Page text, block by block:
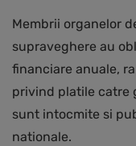
Membrii organelor
supraveghere au
financiare anuale,
privind platile catre
sunt intocmite si
nationale.